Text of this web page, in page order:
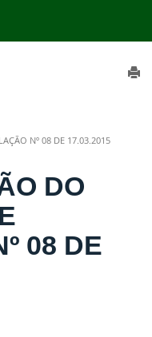
Nº 08 DE 17.03.2015
DO
08 DE